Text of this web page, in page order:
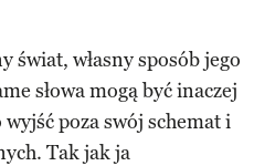
świat, własny sposób jego
słowa mogą być inaczej
poza swój schemat i
Tak jak ja